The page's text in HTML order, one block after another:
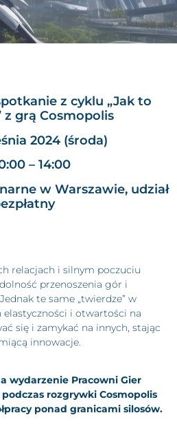
z cyklu „Jak to
z grą Cosmopolis
2024 (środa)
– 14:00
w Warszawie, udział
relacjach i silnym poczuciu
przenoszenia gór i
te same „twierdze” w
i otwartości na
się i zamykać na innych, stając
innowacje.
wydarzenie Pracowni Gier
rozgrywki Cosmopolis
ponad granicami silosów.